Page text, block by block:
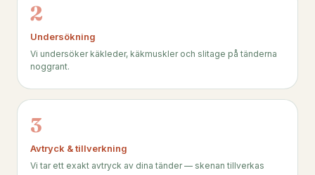
2
Undersökning
Vi undersöker käkleder, käkmuskler och slitage på tänderna
noggrant.
3
Avtryck & tillverkning
Vi tar ett exakt avtryck av dina tänder — skenan tillverkas